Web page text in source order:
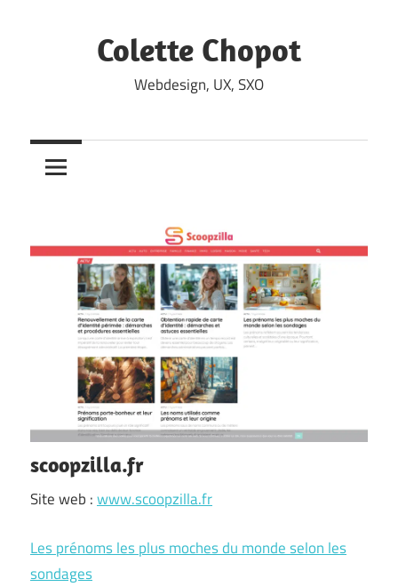
Colette Chopot
Webdesign, UX, SXO
scoopzilla.fr
Site web :www.scoopzilla.fr
Les prénoms les plus moches du monde selon les
sondages